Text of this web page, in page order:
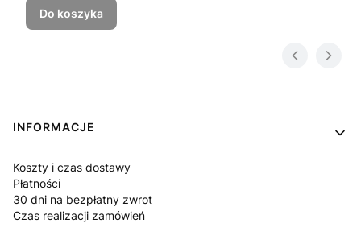
Do koszyka
Linki w stopce
INFORMACJE
Koszty i czas dostawy
Płatności
30 dni na bezpłatny zwrot
Czas realizacji zamówień